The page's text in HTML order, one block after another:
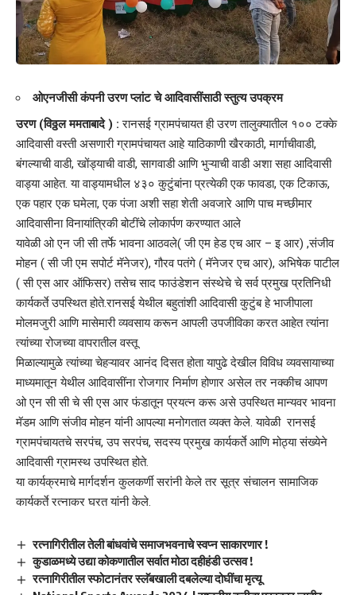
ओएनजीसी कंपनी उरण प्लांट चे आदिवासींसाठी स्तुत्य उपक्रम
उरण (विठ्ठल ममताबादे ) :रानसई ग्रामपंचायत ही उरण तालुक्यातील १०० टक्के
आदिवासी वस्ती असणारी ग्रामपंचायत आहे याठिकाणी खैरकाठी, मार्गाचीवाडी,
बंगल्याची वाडी, खोंड्याची वाडी, सागवाडी आणि भुऱ्याची वाडी अशा सहा आदिवासी
वाड्या आहेत. या वाड्यामधील ४३० कुटुंबांना प्रत्येकी एक फावडा, एक टिकाऊ,
एक पहार एक घमेला, एक पंजा अशी सहा शेती अवजारे आणि पाच मच्छीमार
आदिवासीना विनायांत्रिकी बोटींचे लोकार्पण करण्यात आले
यावेळी ओ एन जी सी तर्फे भावना आठवले( जी एम हेड एच आर – इ आर) ,संजीव
मोहन ( सी जी एम सपोर्ट मॅनेजर), गौरव पतंगे ( मॅनेजर एच आर), अभिषेक पाटील
( सी एस आर ऑफिसर) तसेच साद फाउंडेशन संस्थेचे चे सर्व प्रमुख प्रतिनिधी
कार्यकर्ते उपस्थित होते.रानसई येथील बहुतांशी आदिवासी कुटुंब हे भाजीपाला
मोलमजुरी आणि मासेमारी व्यवसाय करून आपली उपजीविका करत आहेत त्यांना
त्यांच्या रोजच्या वापरातील वस्तू
मिळाल्यामुळे त्यांच्या चेहऱ्यावर आनंद दिसत होता यापुढे देखील विविध व्यवसायाच्या
माध्यमातून येथील आदिवासींना रोजगार निर्माण होणार असेल तर नक्कीच आपण
ओ एन सी सी चे सी एस आर फंडातून प्रयत्न करू असे उपस्थित मान्यवर भावना
मॅडम आणि संजीव मोहन यांनी आपल्या मनोगतात व्यक्त केले. यावेळी रानसई
ग्रामपंचायतचे सरपंच, उप सरपंच, सदस्य प्रमुख कार्यकर्ते आणि मोठ्या संख्येने
आदिवासी ग्रामस्थ उपस्थित होते.
या कार्यक्रमाचे मार्गदर्शन कुलकर्णी सरांनी केले तर सूत्र संचालन सामाजिक
कार्यकर्ते रत्नाकर घरत यांनी केले.
रत्नागिरीतील तेली बांधवांचे समाजभवनाचे स्वप्न साकारणार !
कुडाळमध्ये उद्या कोकणातील सर्वात मोठा दहीहंडी उत्सव !
रत्नागिरीतील स्फोटानंतर स्लॅबखाली दबलेल्या दोघींचा मृत्यू